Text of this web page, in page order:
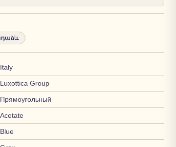
Italy
Luxottica Group
Прямоугольный
Acetate
Blue